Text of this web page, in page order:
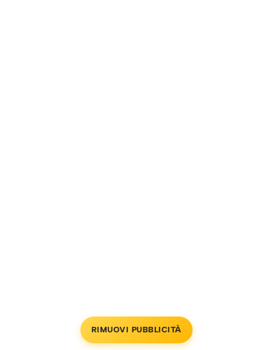
RIMUOVI PUBBLICITÀ